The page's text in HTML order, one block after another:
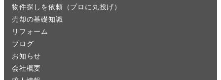
物件探しを依頼（プロに丸投げ）
売却の基礎知識
リフォーム
ブログ
お知らせ
会社概要